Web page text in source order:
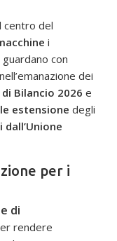
centro del
i
con
nell’emanazione dei
Bilancio 2026 e
estensione degli
per i
di
rendere